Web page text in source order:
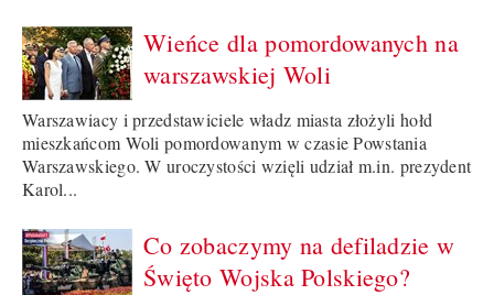
Wieńce dla pomordowanych na
warszawskiej Woli
Warszawiacy i przedstawiciele władz miasta złożyli hołd
mieszkańcom Woli pomordowanym w czasie Powstania
Warszawskiego. W uroczystości wzięli udział m.in. prezydent
Karol...
Co zobaczymy na defiladzie w
Święto Wojska Polskiego?